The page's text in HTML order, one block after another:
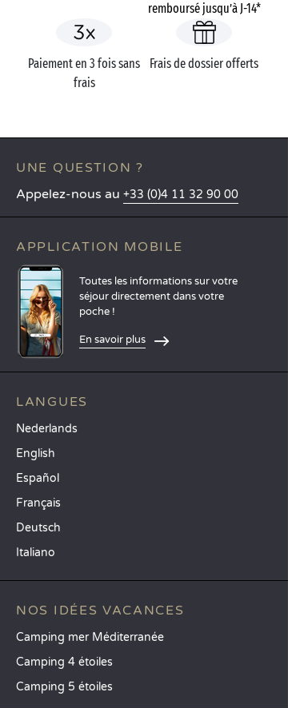
remboursé jusqu’à J-14*
Paiement en 3 fois sans
frais
Frais de dossier offerts
UNE QUESTION ?
Appelez-nous au +33 (0)4 11 32 90 00
APPLICATION MOBILE
Toutes les informations sur votre
séjour directement dans votre
poche !
En savoir plus
LANGUES
Nederlands
English
Español
Français
Deutsch
Italiano
NOS IDÉES VACANCES
Camping mer Méditerranée
Camping 4 étoiles
Camping 5 étoiles